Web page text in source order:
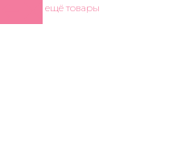
Показать ещё товары